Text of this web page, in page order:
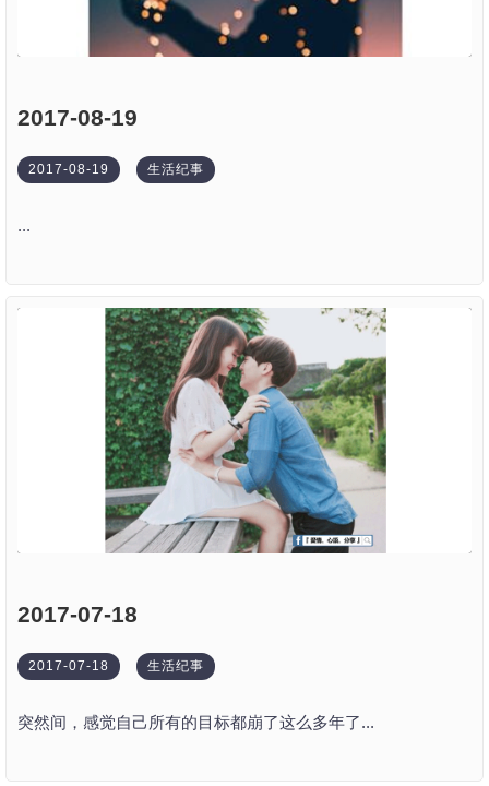
2017-08-19
2017-08-19 生活纪事
...
2017-07-18
2017-07-18 生活纪事
突然间，感觉自己所有的目标都崩了这么多年了...